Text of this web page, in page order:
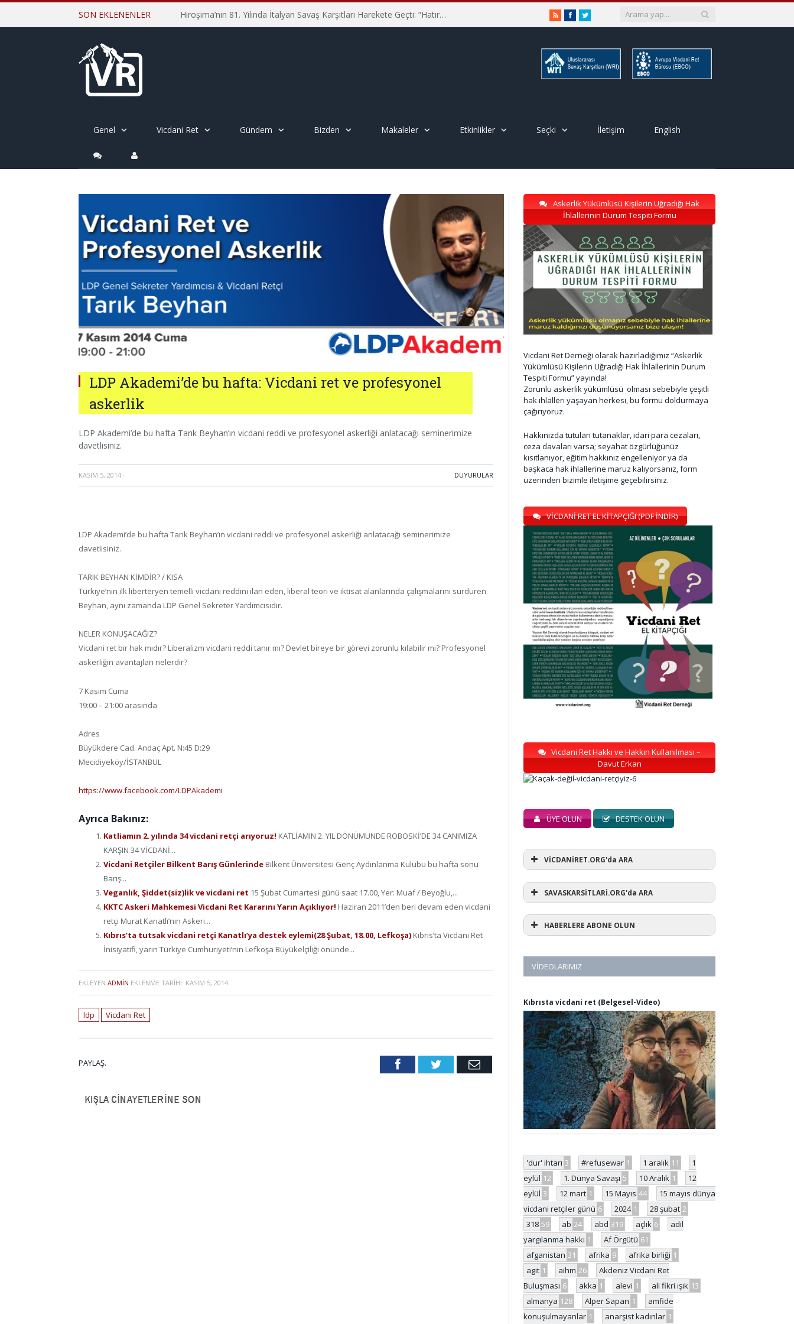
SON EKLENENLER Hiroşima’nın 81. Yılında İtalyan Savaş Karşıtları Harekete Geçti: “Hatırlamak yeterli değil” RSSFacebookTwitter
Genel Vicdani Ret Gündem Bizden Makaleler Etkinlikler Seçki İletişim English
LDP Akademi’de bu hafta: Vicdani ret ve profesyonel
askerlik
LDP Akademi’de bu hafta Tarık Beyhan’ın vicdani reddi ve profesyonel askerliği anlatacağı seminerimize
davetlisiniz.
KASIM 5, 2014 · DUYURULAR
LDP Akademi’de bu hafta Tarık Beyhan’ın vicdani reddi ve profesyonel askerliği anlatacağı seminerimize
davetlisiniz.
TARIK BEYHAN KİMDİR? / KISA
Türkiye’nin ilk liberteryen temelli vicdani reddini ilan eden, liberal teori ve iktisat alanlarında çalışmalarını sürdüren
Beyhan, aynı zamanda LDP Genel Sekreter Yardımcısıdır.
NELER KONUŞACAĞIZ?
Vicdani ret bir hak mıdır? Liberalizm vicdani reddi tanır mı? Devlet bireye bir görevi zorunlu kılabilir mi? Profesyonel
askerliğin avantajları nelerdir?
7 Kasım Cuma
19:00 – 21:00 arasında
Adres
Büyükdere Cad. Andaç Apt. N:45 D:29
Mecidiyeköy/İSTANBUL
https://www.facebook.com/LDPAkademi
Ayrıca Bakınız:
Katliamın 2. yılında 34 vicdani retçi arıyoruz! KATLİAMIN 2. YIL DÖNÜMÜNDE ROBOSKİ’DE 34 CANIMIZA
KARŞIN 34 VİCDANİ...
Vicdani Retçiler Bilkent Barış Günlerinde Bilkent Üniversitesi Genç Aydınlanma Kulübü bu hafta sonu
Barış...
Veganlık, Şiddet(siz)lik ve vicdani ret 15 Şubat Cumartesi günü saat 17.00, Yer: Muaf / Beyoğlu,...
KKTC Askeri Mahkemesi Vicdani Ret Kararını Yarın Açıklıyor! Haziran 2011’den beri devam eden vicdani
retçi Murat Kanatlı’nın Askeri...
Kıbrıs’ta tutsak vicdani retçi Kanatlı’ya destek eylemi(28 Şubat, 18.00, Lefkoşa) Kıbrıs’ta Vicdani Ret
İnisiyatifi, yarın Türkiye Cumhuriyeti’nin Lefkoşa Büyükelçiliği önünde...
EKLEYEN ADMIN EKLENME TARIHI: KASIM 5, 2014
ldp Vicdani Ret
PAYLAŞ. FacebookTwitter Email
Askerlik Yükümlüsü Kişilerin Uğradığı Hak
İhlallerinin Durum Tespiti Formu
Vicdani Ret Derneği olarak hazırladığımız “Askerlik
Yükümlüsü Kişilerin Uğradığı Hak İhlallerinin Durum
Tespiti Formu” yayında!
Zorunlu askerlik yükümlüsü olması sebebiyle çeşitli
hak ihlalleri yaşayan herkesi, bu formu doldurmaya
çağırıyoruz.
Hakkınızda tutulan tutanaklar, idari para cezaları,
ceza davaları varsa; seyahat özgürlüğünüz
kısıtlanıyor, eğitim hakkınız engelleniyor ya da
başkaca hak ihlallerine maruz kalıyorsanız, form
üzerinden bizimle iletişime geçebilirsiniz.
VİCDANİ RET EL KİTAPÇIĞI (PDF İNDİR)
Vicdani Ret Hakkı ve Hakkın Kullanılması –
Davut Erkan
ÜYE OLUN DESTEK OLUN
VİCDANİRET.ORG'da ARA
SAVASKARSİTLARİ.ORG'da ARA
HABERLERE ABONE OLUN
VIDEOLARIMIZ
Kıbrısta vicdani ret (Belgesel-Video)
'dur' ihtarı 3 #refusewar 1 1 aralık 11
1
eylül 12 1. Dünya Savaşı 5 10 Aralık 1
12
eylül 3 12 mart 1 15 Mayıs 44
15 mayıs dünya
vicdani retçiler günü 6 2024 1 28 şubat 2
318 59 ab 24 abd 319 açlık 6
adil
yargılanma hakkı 1 Af Örgütü 61
afganistan 31 afrika 9 afrika birliği 1
agit 1 aihm 26
Akdeniz Vicdani Ret
Buluşması 6 akka 1 alevi 1 ali fikri ışık 13
almanya 128 Alper Sapan 1
amfide
konuşulmayanlar 1 anarşist kadınlar 1